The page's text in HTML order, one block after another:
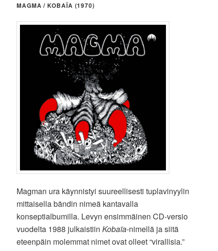
MAGMA / KOBAÏA (1970)
Magman ura käynnistyi suureellisesti tuplavinyylin
mittaisella bändin nimeä kantavalla
konseptialbumilla. Levyn ensimmäinen CD-versio
vuodelta 1988 julkaistiinKobaïa-nimellä ja siitä
eteenpäin molemmat nimet ovat olleet “virallisia.”